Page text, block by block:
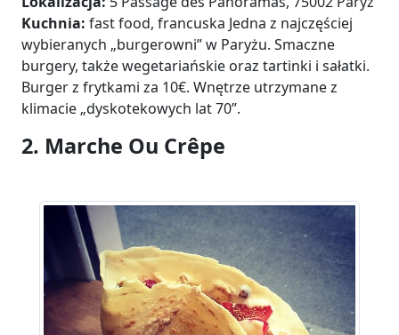
Kuchnia: fast food, francuska Jedna z najczęściej
wybieranych „burgerowni” w Paryżu. Smaczne
burgery, także wegetariańskie oraz tartinki i sałatki.
Burger z frytkami za 10€. Wnętrze utrzymane z
klimacie „dyskotekowych lat 70”.
2. Marche Ou Crêpe